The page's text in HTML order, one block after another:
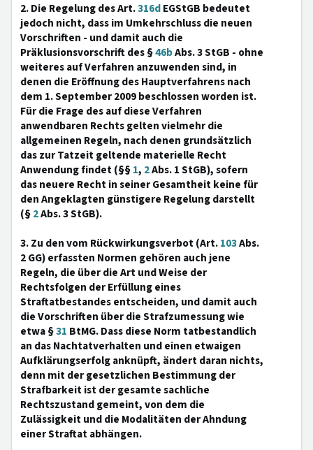
2. Die Regelung des Art.316dEGStGB bedeutet
jedoch nicht, dass im Umkehrschluss die neuen
Vorschriften - und damit auch die
Präklusionsvorschrift des §46bAbs. 3 StGB - ohne
weiteres auf Verfahren anzuwenden sind, in
denen die Eröffnung des Hauptverfahrens nach
dem 1. September 2009 beschlossen worden ist.
Für die Frage des auf diese Verfahren
anwendbaren Rechts gelten vielmehr die
allgemeinen Regeln, nach denen grundsätzlich
das zur Tatzeit geltende materielle Recht
Anwendung findet (§§1, 2Abs. 1 StGB), sofern
das neuere Recht in seiner Gesamtheit keine für
den Angeklagten günstigere Regelung darstellt
(§2Abs. 3 StGB).
3. Zu den vom Rückwirkungsverbot (Art.103Abs.
2 GG) erfassten Normen gehören auch jene
Regeln, die über die Art und Weise der
Rechtsfolgen der Erfüllung eines
Straftatbestandes entscheiden, und damit auch
die Vorschriften über die Strafzumessung wie
etwa §31 BtMG. Dass diese Norm tatbestandlich
an das Nachtatverhalten und einen etwaigen
Aufklärungserfolg anknüpft, ändert daran nichts,
denn mit der gesetzlichen Bestimmung der
Strafbarkeit ist der gesamte sachliche
Rechtszustand gemeint, von dem die
Zulässigkeit und die Modalitäten der Ahndung
einer Straftat abhängen.